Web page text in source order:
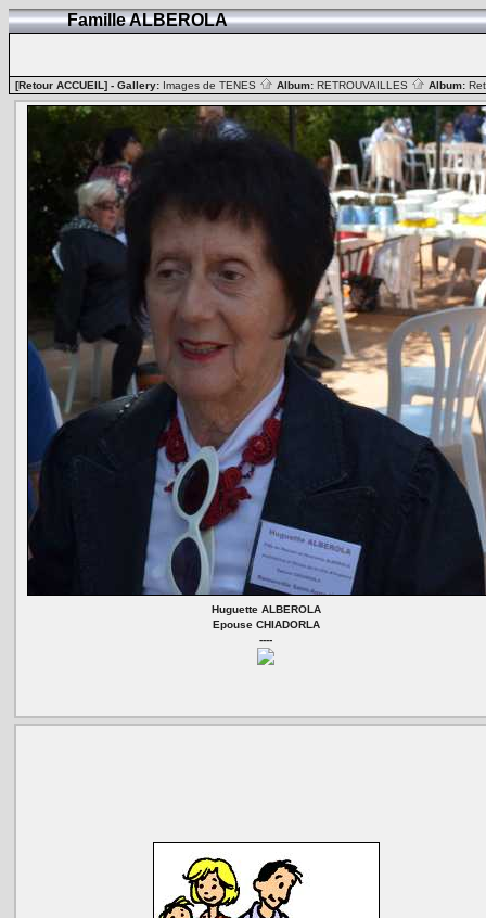
Famille ALBEROLA
[Retour ACCUEIL] - Gallery: Images de TENES Album: RETROUVAILLES Album:
Huguette ALBEROLA
Epouse CHIADORLA
----